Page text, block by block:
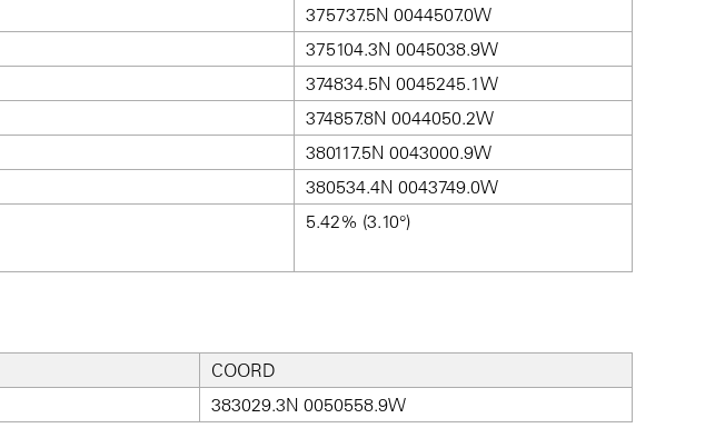
375737.5N 0044507.0W
375104.3N 0045038.9W
374834.5N 0045245.1W
374857.8N 0044050.2W
380117.5N 0043000.9W
380534.4N 0043749.0W
5.42% (3.10°)
COORD
383029.3N 0050558.9W